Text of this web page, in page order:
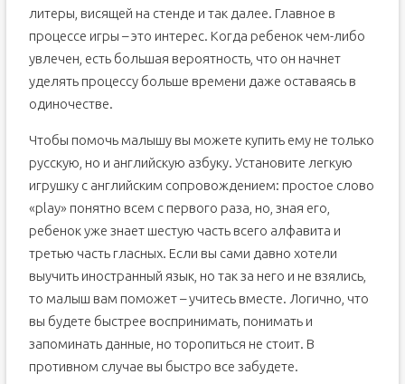
литеры, висящей на стенде и так далее. Главное в
процессе игры – это интерес. Когда ребенок чем-либо
увлечен, есть большая вероятность, что он начнет
уделять процессу больше времени даже оставаясь в
одиночестве.
Чтобы помочь малышу вы можете купить ему не только
русскую, но и английскую азбуку. Установите легкую
игрушку с английским сопровождением: простое слово
«play» понятно всем с первого раза, но, зная его,
ребенок уже знает шестую часть всего алфавита и
третью часть гласных. Если вы сами давно хотели
выучить иностранный язык, но так за него и не взялись,
то малыш вам поможет – учитесь вместе. Логично, что
вы будете быстрее воспринимать, понимать и
запоминать данные, но торопиться не стоит. В
противном случае вы быстро все забудете.